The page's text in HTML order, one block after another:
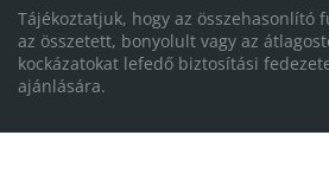
Tájékoztatjuk, hogy az összehasonlító
az összetett, bonyolult vagy az
kockázatokat lefedő biztosítási
ajánlására.